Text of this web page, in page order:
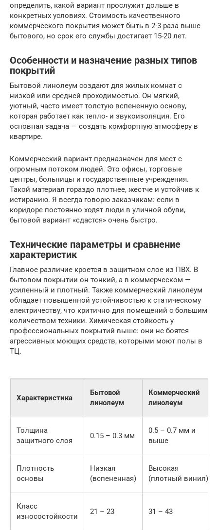
определить, какой вариант прослужит дольше в
конкретных условиях. Стоимость качественного
коммерческого покрытия может быть в 2-3 раза выше
бытового, но срок его службы достигает 15-20 лет.
Особенности и назначение разных типов
покрытий
Бытовой линолеум создают для жилых комнат с
низкой или средней проходимостью. Он мягкий,
уютный, часто имеет толстую вспененную основу,
которая работает как тепло- и звукоизоляция. Его
основная задача — создать комфортную атмосферу в
квартире.
Коммерческий вариант предназначен для мест с
огромным потоком людей. Это офисы, торговые
центры, больницы и государственные учреждения.
Такой материал гораздо плотнее, жестче и устойчив к
истиранию. Я всегда говорю заказчикам: если в
коридоре постоянно ходят люди в уличной обуви,
бытовой вариант «сдастся» очень быстро.
Технические параметры и сравнение
характеристик
Главное различие кроется в защитном слое из ПВХ. В
бытовом покрытии он тонкий, а в коммерческом —
усиленный и плотный. Также коммерческий линолеум
обладает повышенной устойчивостью к статическому
электричеству, что критично для помещений с большим
количеством техники. Химическая стойкость у
профессиональных покрытий выше: они не боятся
агрессивных моющих средств, которыми моют полы в
ТЦ.
Характеристика
Бытовой
линолеум
Коммерческий
линолеум
Толщина
защитного слоя
0.15 – 0.3 мм
0.5 – 0.7 мм и
выше
Плотность
основы
Низкая
(вспененная)
Высокая
(плотный винил)
Класс
износостойкости
21 – 23 31 – 43